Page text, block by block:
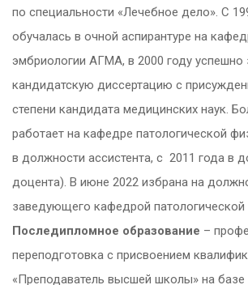
по специальности «Лечебное дело». С
обучалась в очной аспирантуре на
эмбриологии АГМА, в 2000 году успешно
кандидатскую диссертацию с
степени кандидата медицинских наук.
работает на кафедре патологической
в должности ассистента, с 2011 года в
доцента). В июне 2022 избрана на
заведующего кафедрой патологической
Последипломное образование –
переподготовка с присвоением
«Преподаватель высшей школы» на